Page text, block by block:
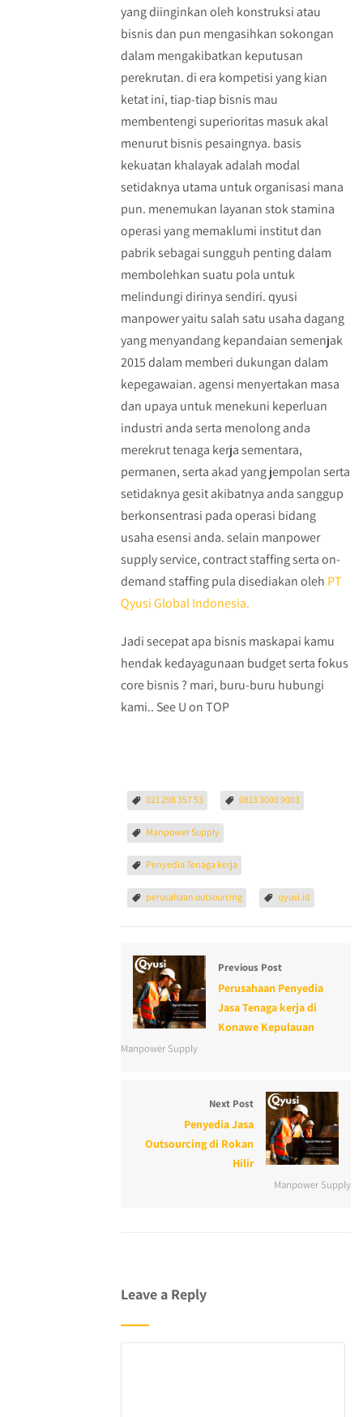
yang diinginkan oleh konstruksi atau
bisnis dan pun mengasihkan sokongan
dalam mengakibatkan keputusan
perekrutan. di era kompetisi yang kian
ketat ini, tiap-tiap bisnis mau
membentengi superioritas masuk akal
menurut bisnis pesaingnya. basis
kekuatan khalayak adalah modal
setidaknya utama untuk organisasi mana
pun. menemukan layanan stok stamina
operasi yang memaklumi institut dan
pabrik sebagai sungguh penting dalam
membolehkan suatu pola untuk
melindungi dirinya sendiri. qyusi
manpower yaitu salah satu usaha dagang
yang menyandang kepandaian semenjak
2015 dalam memberi dukungan dalam
kepegawaian. agensi menyertakan masa
dan upaya untuk menekuni keperluan
industri anda serta menolong anda
merekrut tenaga kerja sementara,
permanen, serta akad yang jempolan serta
setidaknya gesit akibatnya anda sanggup
berkonsentrasi pada operasi bidang
usaha esensi anda. selain manpower
supply service, contract staffing serta on-
demand staffing pula disediakan oleh PT
Qyusi Global Indonesia.
Jadi secepat apa bisnis maskapai kamu
hendak kedayagunaan budget serta fokus
core bisnis ? mari, buru-buru hubungi
kami.. See U on TOP
021 298 357 53 0813 3000 9003
Manpower Supply
Penyedia Tenaga kerja
perusahaan outsourcing qyusi.id
Previous Post
Perusahaan Penyedia
Jasa Tenaga kerja di
Konawe Kepulauan
Manpower Supply
Next Post
Penyedia Jasa
Outsourcing di Rokan
Hilir
Manpower Supply
Leave a Reply